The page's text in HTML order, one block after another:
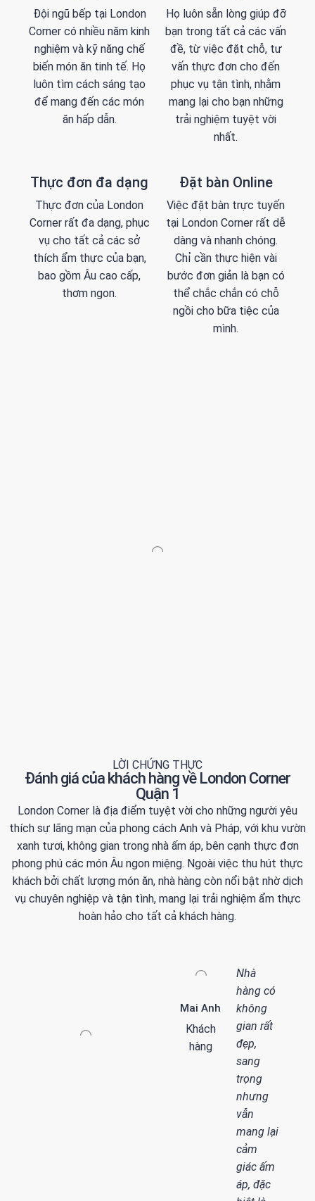
Đội ngũ bếp tại London
Corner có nhiều năm kinh
nghiệm và kỹ năng chế
biến món ăn tinh tế. Họ
luôn tìm cách sáng tạo
để mang đến các món
ăn hấp dẫn.
Họ luôn sẵn lòng giúp đỡ
bạn trong tất cả các vấn
đề, từ việc đặt chỗ, tư
vấn thực đơn cho đến
phục vụ tận tình, nhằm
mang lại cho bạn những
trải nghiệm tuyệt vời
nhất.
Thực đơn đa dạng
Thực đơn của London
Corner rất đa dạng, phục
vụ cho tất cả các sở
thích ẩm thực của bạn,
bao gồm Âu cao cấp,
thơm ngon.
Đặt bàn Online
Việc đặt bàn trực tuyến
tại London Corner rất dễ
dàng và nhanh chóng.
Chỉ cần thực hiện vài
bước đơn giản là bạn có
thể chắc chắn có chỗ
ngồi cho bữa tiệc của
mình.
LỜI CHỨNG THỰC
Đánh giá của khách hàng về London Corner
Quận 1
London Corner là địa điểm tuyệt vời cho những người yêu
thích sự lãng mạn của phong cách Anh và Pháp, với khu vườn
xanh tươi, không gian trong nhà ấm áp, bên cạnh thực đơn
phong phú các món Âu ngon miệng. Ngoài việc thu hút thực
khách bởi chất lượng món ăn, nhà hàng còn nổi bật nhờ dịch
vụ chuyên nghiệp và tận tình, mang lại trải nghiệm ẩm thực
hoàn hảo cho tất cả khách hàng.
Mai Anh
Khách
hàng
Nhà
hàng có
không
gian rất
đẹp,
sang
trọng
nhưng
vẫn
mang lại
cảm
giác ấm
áp, đặc